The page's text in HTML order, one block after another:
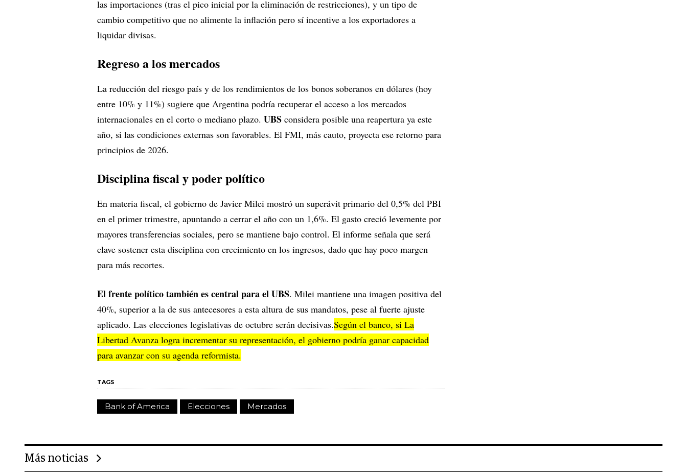
las importaciones (tras el pico inicial por la eliminación de restricciones), y un tipo de
cambio competitivo que no alimente la inflación pero sí incentive a los exportadores a
liquidar divisas.
Regreso a los mercados
La reducción del riesgo país y de los rendimientos de los bonos soberanos en dólares (hoy
entre 10% y 11%) sugiere que Argentina podría recuperar el acceso a los mercados
internacionales en el corto o mediano plazo. UBS considera posible una reapertura ya este
año, si las condiciones externas son favorables. El FMI, más cauto, proyecta ese retorno para
principios de 2026.
Disciplina fiscal y poder político
En materia fiscal, el gobierno de Javier Milei mostró un superávit primario del 0,5% del PBI
en el primer trimestre, apuntando a cerrar el año con un 1,6%. El gasto creció levemente por
mayores transferencias sociales, pero se mantiene bajo control. El informe señala que será
clave sostener esta disciplina con crecimiento en los ingresos, dado que hay poco margen
para más recortes.
El frente político también es central para el UBS. Milei mantiene una imagen positiva del
40%, superior a la de sus antecesores a esta altura de sus mandatos, pese al fuerte ajuste
aplicado. Las elecciones legislativas de octubre serán decisivas.Según el banco, si La
Libertad Avanza logra incrementar su representación, el gobierno podría ganar capacidad
para avanzar con su agenda reformista.
TAGS
Bank of America Elecciones Mercados
Más noticias